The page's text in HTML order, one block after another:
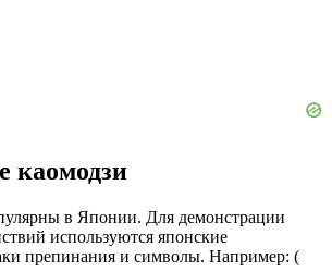
каомодзи
в Японии. Для демонстрации
используются японские
препинания и символы. Например: (